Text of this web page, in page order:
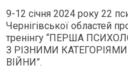
9-12 січня 2024 року 22
Чернігівської областей
тренінгу “ПЕРША
З РІЗНИМИ
ВІЙНИ”.